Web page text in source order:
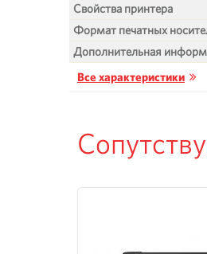
Свойства принтера
Формат печатных
Дополнительная
Все характеристики